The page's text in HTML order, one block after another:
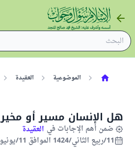
الموضوعية العقيدة
هل الإنسان مسير أو مخير
ضمن أهم الإجابات في العقيدة
11/ربيع الثاني/1424 الموافق 11/يونيو/2003